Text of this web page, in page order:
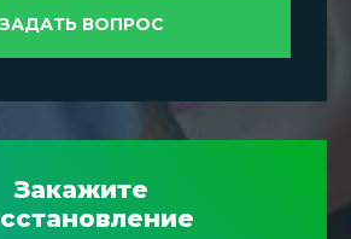
ЗАДАТЬ ВОПРОС
Закажите